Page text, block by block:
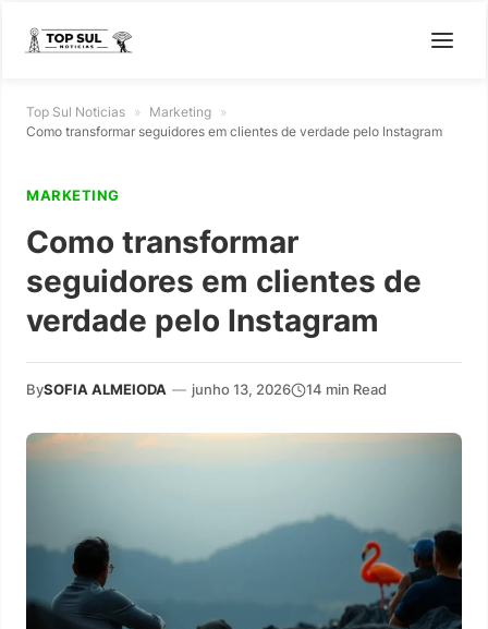
Top Sul Noticias » Marketing »
Como transformar seguidores em clientes de verdade pelo Instagram
MARKETING
Como transformar
seguidores em clientes de
verdade pelo Instagram
BySOFIA ALMEIODA — junho 13, 2026 14 min Read